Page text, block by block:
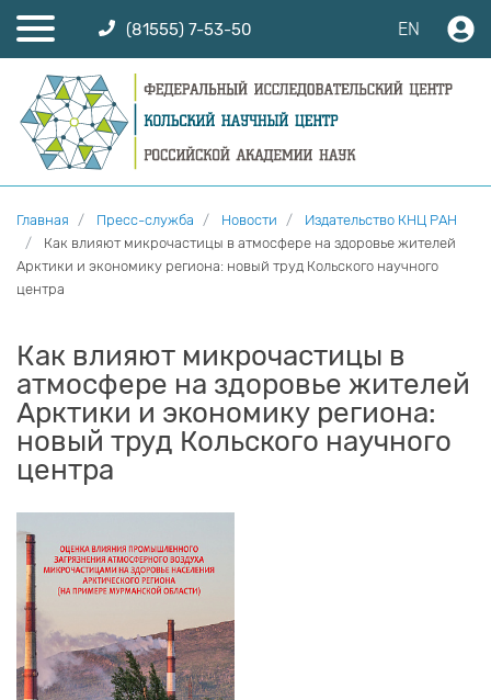
(81555) 7-53-50 EN
Главная Пресс-служба Новости
Издательство КНЦ РАН
Как влияют микрочастицы в атмосфере на здоровье жителей
Арктики и экономику региона: новый труд Кольского научного
центра
Как влияют микрочастицы в
атмосфере на здоровье жителей
Арктики и экономику региона:
новый труд Кольского научного
центра